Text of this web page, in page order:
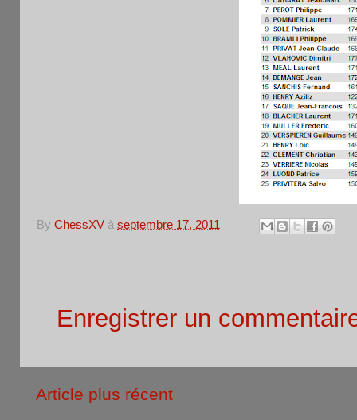
By ChessXV à septembre 17, 2011
Enregistrer un
Article plus récent